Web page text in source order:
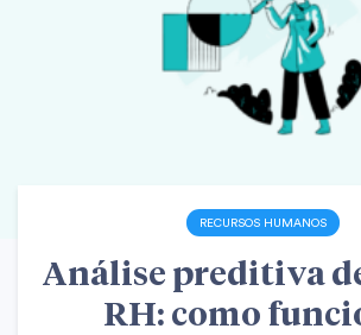
RECURSOS HUMANOS
Análise preditiva
RH: como